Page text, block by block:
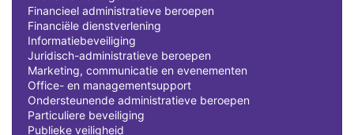
Financieel administratieve beroepen
Financiële dienstverlening
Informatiebeveiliging
Juridisch-administratieve beroepen
Marketing, communicatie en evenementen
Office- en managementsupport
Ondersteunende administratieve beroepen
Particuliere beveiliging
Publieke veiligheid